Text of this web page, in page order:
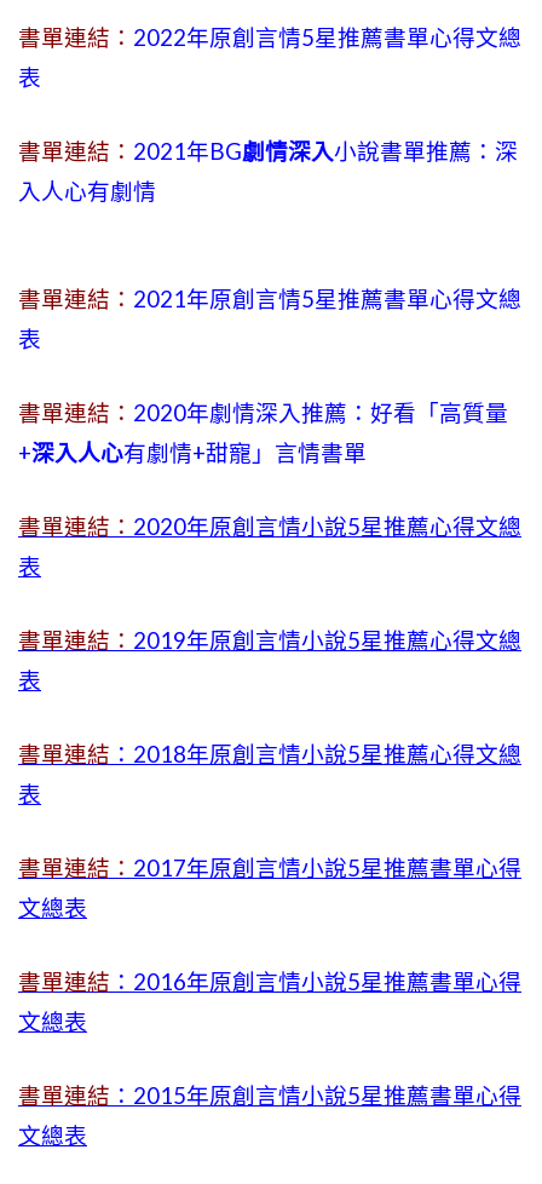
書單連結： 2022年原創言情5星推薦書單心得文總
表
書單連結： 2021年BG劇情深入小說書單推薦：深
入人心有劇情
書單連結： 2021年原創言情5星推薦書單心得文總
表
書單連結： 2020年劇情深入推薦：好看「高質量
+深入人心有劇情+甜寵」言情書單
書單連結： 2020年原創言情小說5星推薦心得文總
表
書單連結： 2019年原創言情小說5星推薦心得文總
表
書單連結 ：2018年原創言情小說5星推薦心得文總
表
書單連結： 2017年原創言情小說5星推薦書單心得
文總表
書單連結 ：2016年原創言情小說5星推薦書單心得
文總表
書單連結 ：2015年原創言情小說5星推薦書單心得
文總表